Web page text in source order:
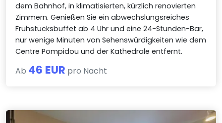
dem Bahnhof, in klimatisierten, kürzlich renovierten
Zimmern. Genießen Sie ein abwechslungsreiches
Frühstücksbuffet ab 4 Uhr und eine 24-Stunden-Bar,
nur wenige Minuten von Sehenswürdigkeiten wie dem
Centre Pompidou und der Kathedrale entfernt.
Ab 46 EUR pro Nacht